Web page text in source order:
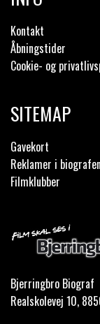
Kontakt
Åbningstider
Cookie- og
SITEMAP
Gavekort
Reklamer i biografen
Filmklubber
Bjerringbro Biograf
Realskolevej 10,